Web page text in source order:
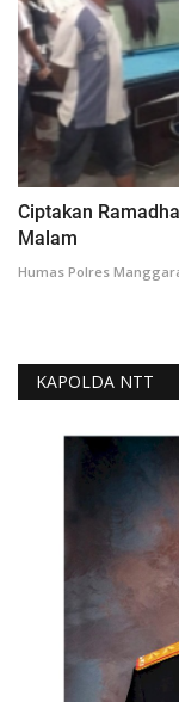
Ciptakan
Malam
Humas Polres
KAPOLDA NTT